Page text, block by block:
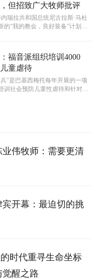
但招致广大牧师批评
瑞拉共和国总统尼古拉斯·马杜
的“我的教会，良好装备”计划，
福音派组织培训4000
童虐待
”是巴基西梅托每年开展的一项
训社会预防儿童性虐待和针对未
伟牧师：需要更清
开幕：最迫切的挑
时代重寻生命坐标
醒之路